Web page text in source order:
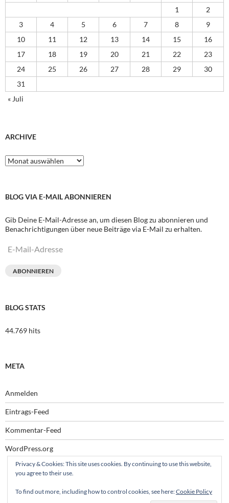
1
2
3
4 5 6 7 8
9
10
11 12 13 14 15
16
17
18 19 20 21 22
23
24
25 26 27 28 29
30
31
« Juli
ARCHIVE
Archive
BLOG VIA E-MAIL ABONNIEREN
Gib Deine E-Mail-Adresse an, um diesen Blog zu abonnieren und
Benachrichtigungen über neue Beiträge via E-Mail zu erhalten.
E-
ABONNIEREN
BLOG STATS
44.769 hits
META
Anmelden
Eintrags-Feed
Kommentar-Feed
WordPress.org
Privacy & Cookies: This site uses cookies. By continuing to use this website,
you agree to their use.
To find out more, including how to control cookies, see here:Cookie Policy